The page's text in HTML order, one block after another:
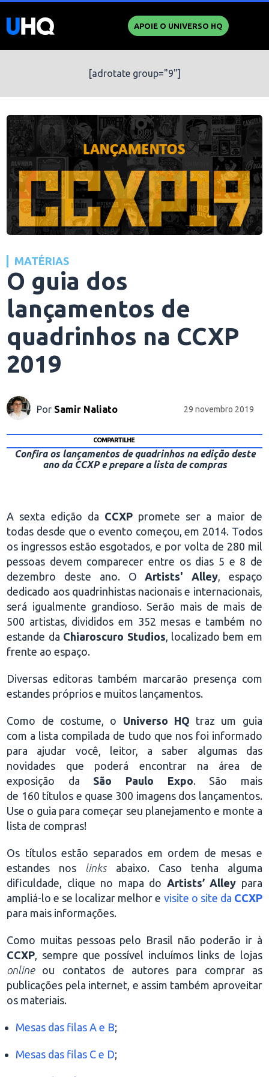
APOIE O UNIVERSO HQ
[adrotate group="9"]
MATÉRIAS
O guia dos
lançamentos de
quadrinhos na CCXP
2019
Por Samir Naliato 29 novembro 2019
COMPARTILHE
Confira os lançamentos de quadrinhos na edição deste
ano da CCXP e prepare a lista de compras
A sexta edição da CCXPpromete ser a maior de
todas desde que o evento começou, em 2014. Todos
os ingressos estão esgotados, e por volta de 280 mil
pessoas devem comparecer entre os dias 5 e 8 de
dezembro deste ano. OArtists' Alley, espaço
dedicado aos quadrinhistas nacionais e internacionais,
será igualmente grandioso. Serão mais de mais de
500 artistas, divididos em 352 mesas e também no
estande da Chiaroscuro Studios, localizado bem em
frente ao espaço.
Diversas editoras também marcarão presença com
estandes próprios e muitos lançamentos.
Como de costume, o Universo HQ traz um guia
com a lista compilada de tudo que nos foi informado
para ajudar você, leitor, a saber algumas das
novidades que poderá encontrar na área de
exposição da São Paulo Expo. São mais
de 160 títulos e quase 300 imagens dos lançamentos.
Use o guia para começar seu planejamento e monte a
lista de compras!
Os títulos estão separados em ordem de mesas e
estandes nos linksabaixo. Caso tenha alguma
dificuldade, clique no mapa do Artists’ Alley para
ampliá-lo e se localizar melhor e visite o site da CCXP
para mais informações.
Como muitas pessoas pelo Brasil não poderão ir à
CCXP, sempre que possível incluímos links de lojas
onlineou contatos de autores para comprar as
publicações pela internet, e assim também aproveitar
os materiais.
Mesas das filas A e B;
Mesas das filas C e D;